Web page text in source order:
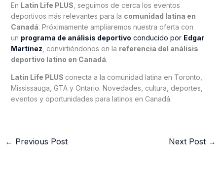
En Latin Life PLUS , seguimos de cerca los eventos
deportivos más relevantes para la comunidad latina en
Canadá. Próximamente ampliaremos nuestra oferta con
un programa de análisis deportivo conducido por Edgar
Martínez , convirtiéndonos en la referencia del análisis
deportivo latino en Canadá.
Latin Life PLUS conecta a la comunidad latina en Toronto,
Mississauga, GTA y Ontario. Novedades, cultura, deportes,
eventos y oportunidades para latinos en Canadá.
← Previous Post Next Post →